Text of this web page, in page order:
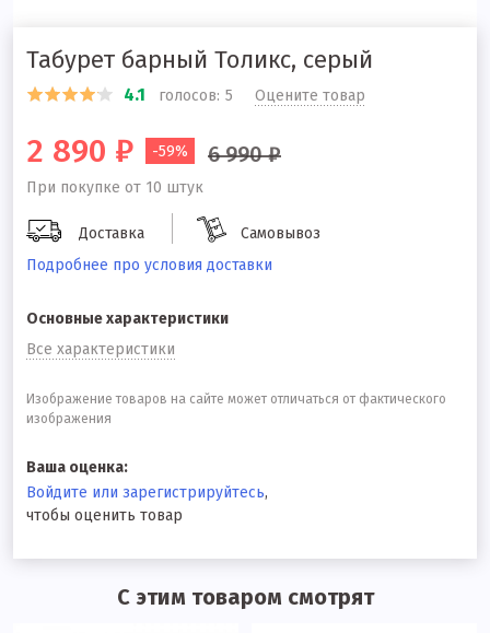
Табурет барный Толикс, серый
4.1 голосов: 5 Оцените товар
2 890 ₽ -59% 6 990 ₽
При покупке от 10 штук
Доставка
Самовывоз
Подробнее про условия доставки
Основные характеристики
Все характеристики
Изображение товаров на сайте может отличаться от фактического
изображения
Ваша оценка:
Войдите или зарегистрируйтесь,
чтобы оценить товар
С этим товаром смотрят